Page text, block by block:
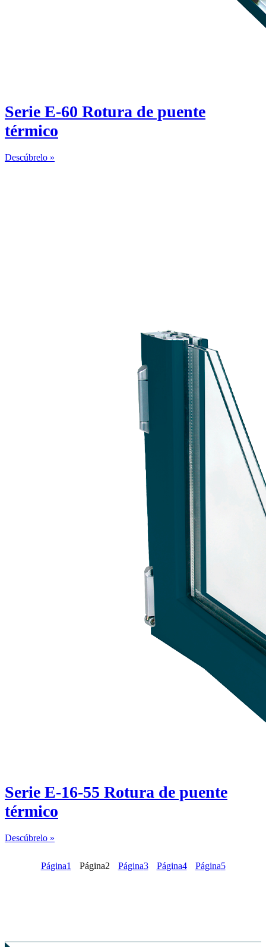
Serie E-60 Rotura de puente
térmico
Descúbrelo »
Serie E-16-55 Rotura de puente
térmico
Descúbrelo »
Página1 Página2 Página3 Página4 Página5